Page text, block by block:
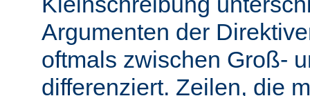
Argumenten der
oftmals zwischen Groß-
differenziert. Zeilen, die